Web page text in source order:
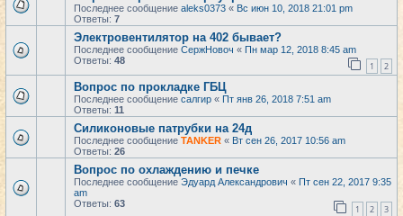
Последнее сообщение aleks0373 « Вс июн 10, 2018 21:01 pm
Ответы: 7
Электровентилятор на 402 бывает?
Последнее сообщение СержНовоч « Пн мар 12, 2018 8:45 am
Ответы: 48 1 2
Вопрос по прокладке ГБЦ
Последнее сообщение салгир « Пт янв 26, 2018 7:51 am
Ответы: 11
Силиконовые патрубки на 24д
Последнее сообщение TANKER « Вт сен 26, 2017 10:56 am
Ответы: 26
Вопрос по охлаждению и печке
Последнее сообщение Эдуард Александрович « Пт сен 22, 2017 9:35
am
Ответы: 63 1 2 3